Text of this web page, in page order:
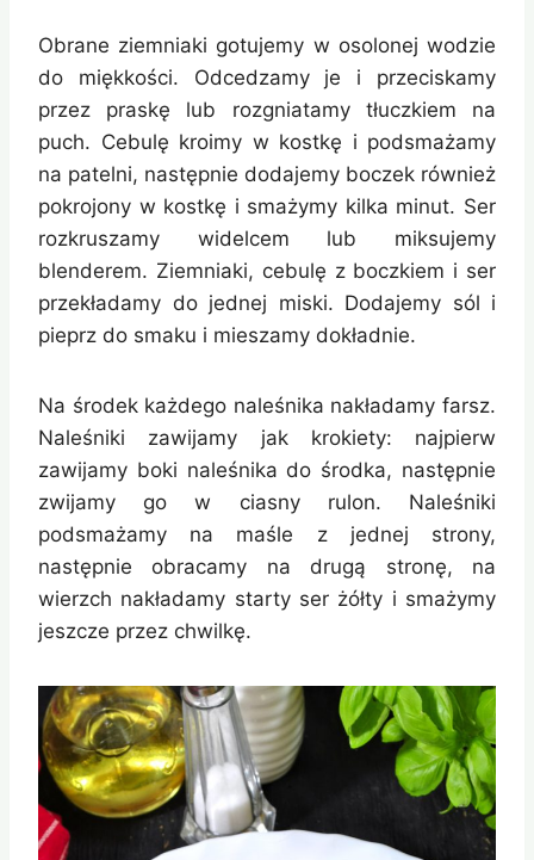
Obrane ziemniaki gotujemy w osolonej wodzie
do miękkości. Odcedzamy je i przeciskamy
przez praskę lub rozgniatamy tłuczkiem na
puch. Cebulę kroimy w kostkę i podsmażamy
na patelni, następnie dodajemy boczek również
pokrojony w kostkę i smażymy kilka minut. Ser
rozkruszamy widelcem lub miksujemy
blenderem. Ziemniaki, cebulę z boczkiem i ser
przekładamy do jednej miski. Dodajemy sól i
pieprz do smaku i mieszamy dokładnie.
Na środek każdego naleśnika nakładamy farsz.
Naleśniki zawijamy jak krokiety: najpierw
zawijamy boki naleśnika do środka, następnie
zwijamy go w ciasny rulon. Naleśniki
podsmażamy na maśle z jednej strony,
następnie obracamy na drugą stronę, na
wierzch nakładamy starty ser żółty i smażymy
jeszcze przez chwilkę.